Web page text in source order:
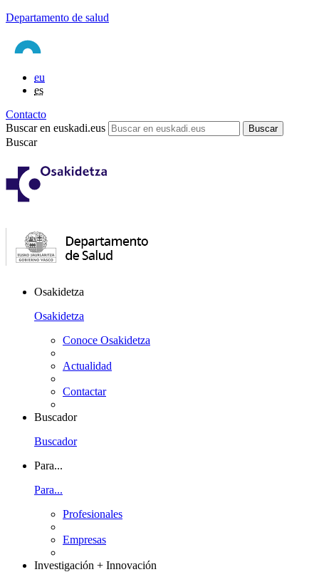
Departamento de salud
eu
es
Contacto
Buscar en euskadi.eus
Buscar
Osakidetza
Osakidetza
Conoce Osakidetza
Actualidad
Contactar
Buscador
Buscador
Para...
Para...
Profesionales
Empresas
Investigación + Innovación